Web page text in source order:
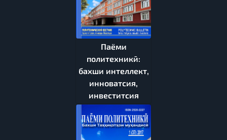
Паёми
политехникӣ:
бахши интеллект,
инноватсия,
инвеститсия